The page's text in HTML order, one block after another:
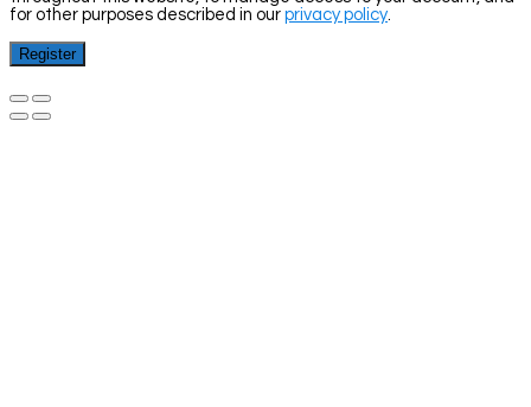
for other purposes described in our privacy policy.
Register